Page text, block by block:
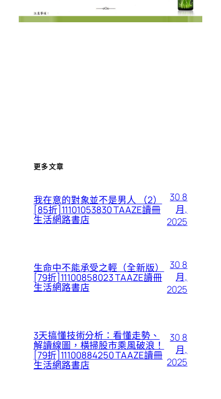
更多文章
我在意的對象並不是男人 （2）
[85折]11101053830 TAAZE讀冊
生活網路書店
30 8
月,
2025
生命中不能承受之輕（全新版）
[79折]11100858023 TAAZE讀冊
生活網路書店
30 8
月,
2025
3天搞懂技術分析：看懂走勢、
解讀線圖，橫掃股市乘風破浪！
[79折]11100884250 TAAZE讀冊
生活網路書店
30 8
月,
2025